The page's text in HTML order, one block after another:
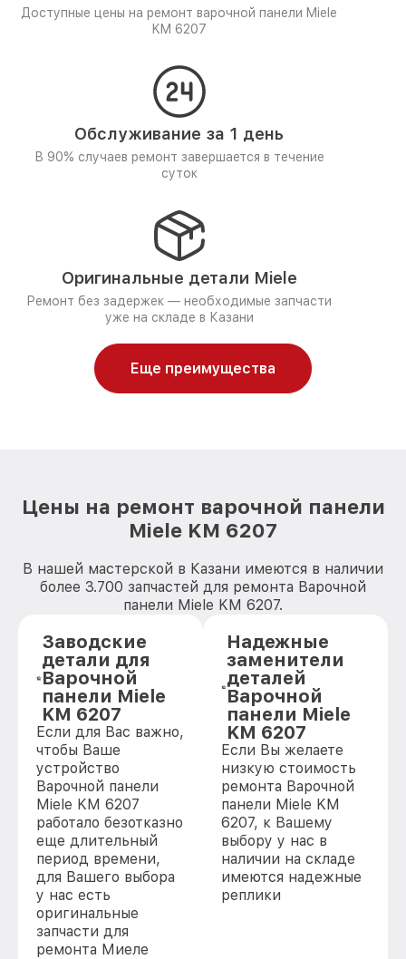
Доступные цены на ремонт варочной панели Miele
KM 6207
Обслуживание за 1 день
В 90% случаев ремонт завершается в течение
суток
Оригинальные детали Miele
Ремонт без задержек — необходимые запчасти
уже на складе в Казани
Еще преимущества
Цены на ремонт варочной панели
Miele KM 6207
В нашей мастерской в Казани имеются в наличии
более 3.700 запчастей для ремонта Варочной
панели Miele KM 6207.
Заводские
детали для
Варочной
панели Miele
KM 6207
Если для Вас важно,
чтобы Ваше
устройство
Варочной панели
Miele KM 6207
работало безотказно
еще длительный
период времени,
для Вашего выбора
у нас есть
оригинальные
запчасти для
ремонта Миеле
Надежные
заменители
деталей
Варочной
панели Miele
KM 6207
Если Вы желаете
низкую стоимость
ремонта Варочной
панели Miele KM
6207, к Вашему
выбору у нас в
наличии на складе
имеются надежные
реплики